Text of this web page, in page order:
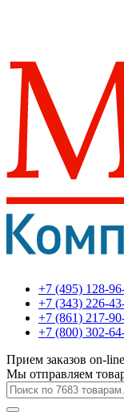
+7 (495) 128-
+7 (343) 226-
+7 (861) 217-
+7 (800) 302-
Прием заказов on-
Мы отправляем